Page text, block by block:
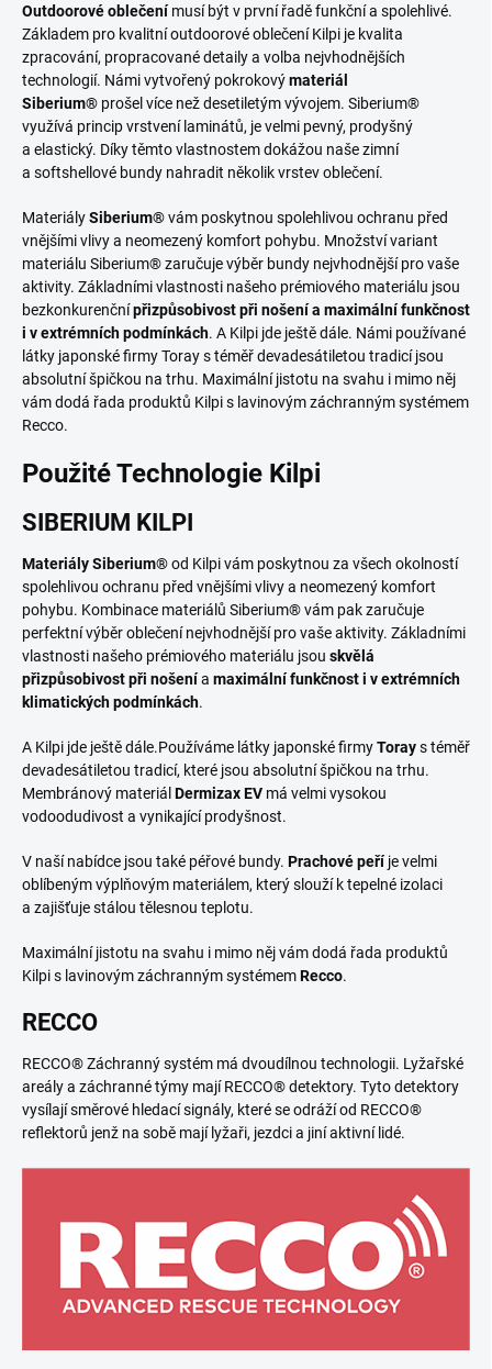
Outdoorové oblečení musí být v první řadě funkční a spolehlivé.
Základem pro kvalitní outdoorové oblečení Kilpi je kvalita
zpracování, propracované detaily a volba nejvhodnějších
technologií. Námi vytvořený pokrokovýmateriál
Siberium® prošel více než desetiletým vývojem. Siberium®
využívá princip vrstvení laminátů, je velmi pevný, prodyšný
a elastický. Díky těmto vlastnostem dokážou naše zimní
a softshellové bundy nahradit několik vrstev oblečení.
MateriálySiberium®vám poskytnou spolehlivou ochranu před
vnějšími vlivy a neomezený komfort pohybu. Množství variant
materiálu Siberium® zaručuje výběr bundy nejvhodnější pro vaše
aktivity. Základními vlastnosti našeho prémiového materiálu jsou
bezkonkurenčnípřizpůsobivost při nošení a maximální funkčnost
i v extrémních podmínkách. A Kilpi jde ještě dále. Námi používané
látky japonské firmy Toray s téměř devadesátiletou tradicí jsou
absolutní špičkou na trhu. Maximální jistotu na svahu i mimo něj
vám dodá řada produktů Kilpi s lavinovým záchranným systémem
Recco.
Použité Technologie Kilpi
SIBERIUM KILPI
Materiály Siberium®od Kilpi vám poskytnou za všech okolností
spolehlivou ochranu před vnějšími vlivy a neomezený komfort
pohybu. Kombinace materiálů Siberium® vám pak zaručuje
perfektní výběr oblečení nejvhodnější pro vaše aktivity. Základními
vlastnosti našeho prémiového materiálu jsou skvělá
přizpůsobivost při nošenía maximální funkčnost i v extrémních
klimatických podmínkách.
A Kilpi jde ještě dále.Používáme látky japonské firmyTorays téměř
devadesátiletou tradicí, které jsou absolutní špičkou na trhu.
Membránový materiálDermizax EV má velmi vysokou
vodoodudivost a vynikající prodyšnost.
V naší nabídce jsou také péřové bundy. Prachové peříje velmi
oblíbeným výplňovým materiálem, který slouží k tepelné izolaci
a zajišťuje stálou tělesnou teplotu.
Maximální jistotu na svahu i mimo něj vám dodá řada produktů
Kilpi s lavinovým záchranným systémemRecco.
RECCO
RECCO® Záchranný systém má dvoudílnou technologii. Lyžařské
areály a záchranné týmy mají RECCO® detektory. Tyto detektory
vysílají směrové hledací signály, které se odráží od RECCO®
reflektorů jenž na sobě mají lyžaři, jezdci a jiní aktivní lidé.